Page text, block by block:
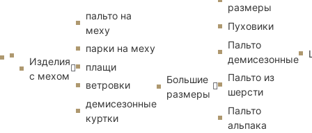
Изделия
с мехом
пальто на
меху
парки на меху
плащи
ветровки
демисезонные
куртки
Большие
размеры
размеры
Пуховики
Пальто
демисезонные
Пальто из
шерсти
Пальто
альпака